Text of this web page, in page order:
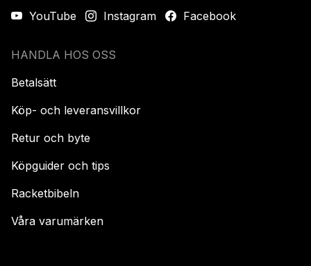
YouTube
Instagram Facebook
HANDLA HOS OSS
Betalsätt
Köp- och leveransvillkor
Retur och byte
Köpguider och tips
Racketbibeln
Våra varumärken